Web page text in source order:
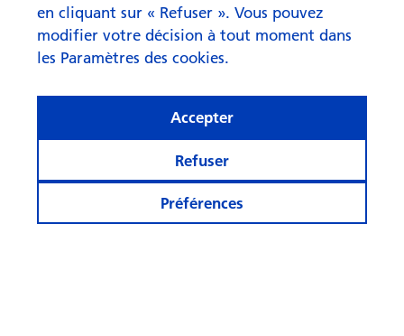
en cliquant sur « Refuser ». Vous pouvez
modifier votre décision à tout moment dans
les Paramètres des cookies.
Préférences
Refuser
Accepter